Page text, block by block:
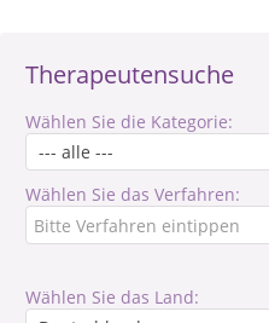
Therapeutensuche
Wählen Sie die Kategorie:
Wählen Sie das Verfahren:
Wählen Sie das Land: